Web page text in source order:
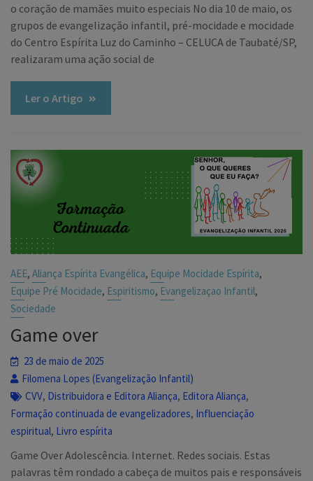
o coração de mamães muito especiais No dia 10 de maio, os
grupos de evangelização infantil, pré-mocidade e mocidade
do Centro Espírita Luz do Caminho – CELUCA de Taubaté/SP,
realizaram uma ação social de
Ler o Artigo
AEE,Aliança Espírita Evangélica, Equipe Mocidade Espírita,
Equipe Pré Mocidade, Espiritismo, Evangelizaçao Infantil,
Sociedade
Game over
23 de maio de 2025
Filomena Lopes (Evangelização Infantil)
CVV, Distribuidora e Editora Aliança, Editora Aliança,
Formação continuada de evangelizadores, Influenciação
espiritual, Livro espírita
Game Over Adolescência. Internet. Redes sociais. Estas
palavras têm rondado a cabeça de muitos pais e responsáveis